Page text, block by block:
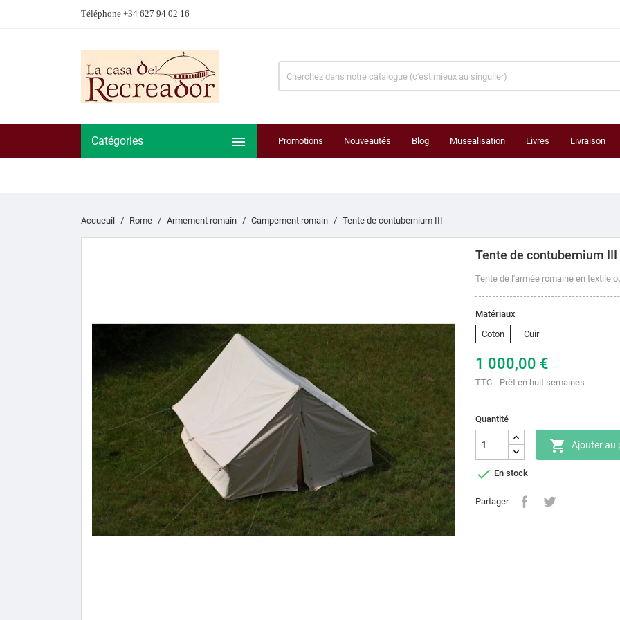
Téléphone +34 627 94 02 16
Catégories  Promotions Nouveautés Blog Musealisation Livres Livraison
Accueuil Rome Armement romain Campement romain Tente de contubernium III
Tente de contubernium III
Tente de l'armée romaine en textile
Matériaux
Coton
Cuir
1 000,00 €
TTC Prêt en huit semaines
Quantité
 Ajouter au
 En stock
Partager